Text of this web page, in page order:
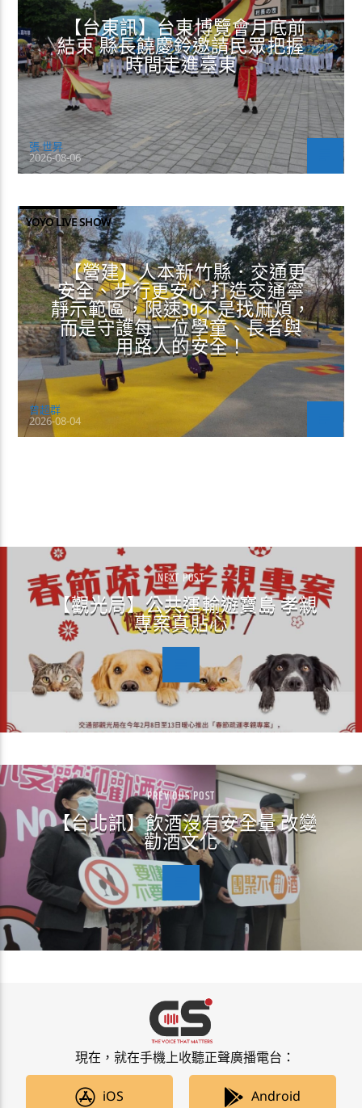
【台東訊】台東博覽會月底前
結束 縣長饒慶鈴邀請民眾把握
時間走進臺東
張 世昇
2026-08-06
YOYO LIVE SHOW
【營建】人本新竹縣．交通更
安全、步行更安心 打造交通寧
靜示範區，限速30不是找麻煩，
而是守護每一位學童、長者與
用路人的安全！
曾超群
2026-08-04
NEXT POST
【觀光局】公共運輸遊寶島 孝親
專案真貼心
PREVIOUS POST
【台北訊】飲酒沒有安全量 改變
勸酒文化
現在，就在手機上收聽正聲廣播電台：
iOS Android